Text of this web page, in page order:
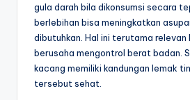
gula darah bila dikonsumsi secara
berlebihan bisa meningkatkan
dibutuhkan. Hal ini terutama relevan
berusaha mengontrol berat badan.
kacang memiliki kandungan lemak
tersebut sehat.